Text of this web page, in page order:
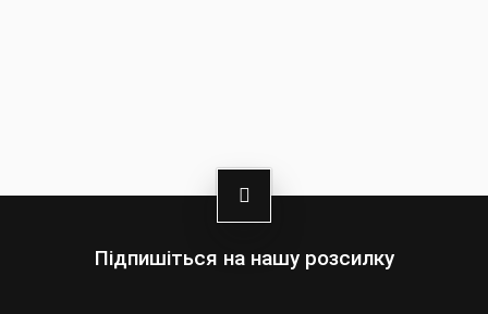
Підпишіться на нашу розсилку